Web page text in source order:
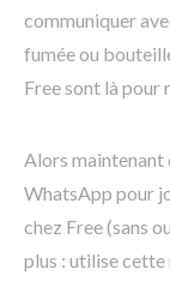
communiquer
fumée ou
Free sont là pour
Alors maintenant
WhatsApp pour
chez Free (sans
plus : utilise cette